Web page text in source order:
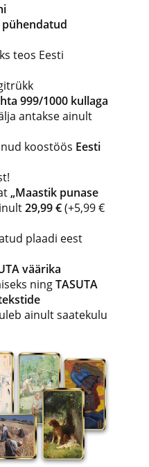
pühendatud
teos Eesti
999/1000 kullaga
antakse ainult
koostöös Eesti
„Maastik punase
29,99 €(+5,99 €
plaadi eest
väärika
ningTASUTA
ainult saatekulu